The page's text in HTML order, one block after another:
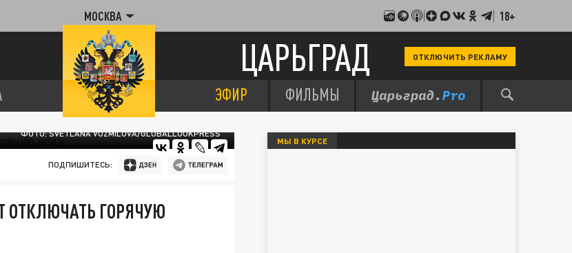
МОСКВА 18+
ЦАРЬГРАД ОТКЛЮЧИТЬ РЕКЛАМУ
ЭФИР ФИЛЬМЫ
ФОТО: SVETLANA VOZMILOVA/GLOBALLOOKPRESS
ПОДПИШИТЕСЬ:
ОТКЛЮЧАТЬ ГОРЯЧУЮ
МЫ В КУРСЕ